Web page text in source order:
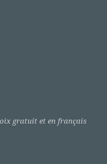
gratuit et en français